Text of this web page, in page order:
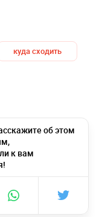
куда сходить
об этом
к вам